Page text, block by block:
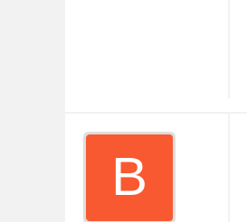
B